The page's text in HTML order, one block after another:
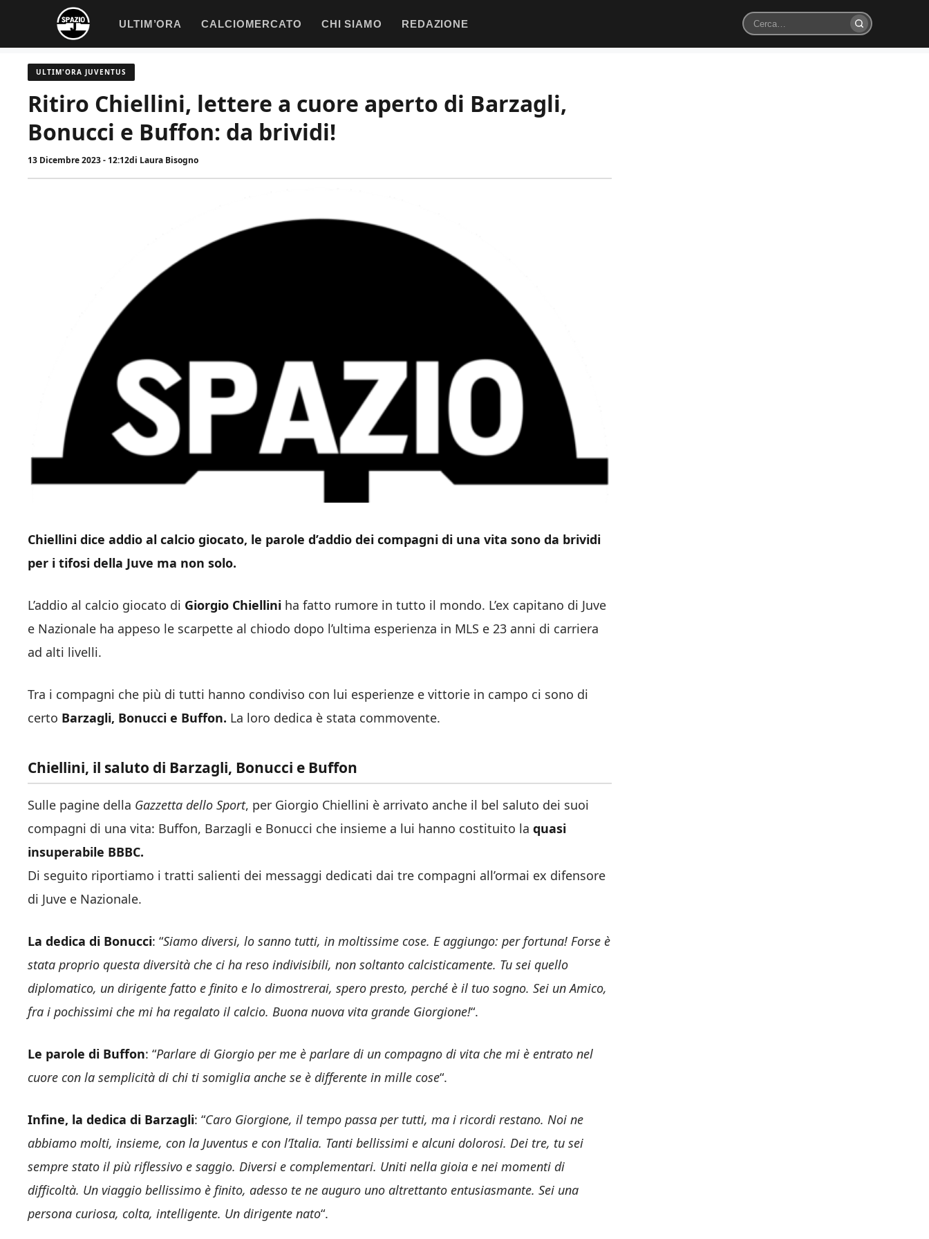
contenuto
ULTIM’ORA CALCIOMERCATO CHI SIAMO REDAZIONE
Cerca
ULTIM'ORA JUVENTUS
Ritiro Chiellini, lettere a cuore aperto di Barzagli,
Bonucci e Buffon: da brividi!
13 Dicembre 2023 - 12:12di Laura Bisogno
Chiellini dice addio al calcio giocato, le parole d’addio dei compagni di una vita sono da brividi
per i tifosi della Juve ma non solo.
L’addio al calcio giocato di Giorgio Chiellini ha fatto rumore in tutto il mondo. L’ex capitano di Juve
e Nazionale ha appeso le scarpette al chiodo dopo l’ultima esperienza in MLS e 23 anni di carriera
ad alti livelli.
Tra i compagni che più di tutti hanno condiviso con lui esperienze e vittorie in campo ci sono di
certo Barzagli, Bonucci e Buffon. La loro dedica è stata commovente.
Chiellini, il saluto di Barzagli, Bonucci e Buffon
Sulle pagine della Gazzetta dello Sport, per Giorgio Chiellini è arrivato anche il bel saluto dei suoi
compagni di una vita: Buffon, Barzagli e Bonucci che insieme a lui hanno costituito la quasi
insuperabile BBBC.
Di seguito riportiamo i tratti salienti dei messaggi dedicati dai tre compagni all’ormai ex difensore
di Juve e Nazionale.
La dedica di Bonucci: “Siamo diversi, lo sanno tutti, in moltissime cose. E aggiungo: per fortuna! Forse è
stata proprio questa diversità che ci ha reso indivisibili, non soltanto calcisticamente. Tu sei quello
diplomatico, un dirigente fatto e finito e lo dimostrerai, spero presto, perché è il tuo sogno. Sei un Amico,
fra i pochissimi che mi ha regalato il calcio. Buona nuova vita grande Giorgione!“.
Le parole di Buffon: “Parlare di Giorgio per me è parlare di un compagno di vita che mi è entrato nel
cuore con la semplicità di chi ti somiglia anche se è differente in mille cose“.
Infine, la dedica di Barzagli: “Caro Giorgione, il tempo passa per tutti, ma i ricordi restano. Noi ne
abbiamo molti, insieme, con la Juventus e con l’Italia. Tanti bellissimi e alcuni dolorosi. Dei tre, tu sei
sempre stato il più riflessivo e saggio. Diversi e complementari. Uniti nella gioia e nei momenti di
difficoltà. Un viaggio bellissimo è finito, adesso te ne auguro uno altrettanto entusiasmante. Sei una
persona curiosa, colta, intelligente. Un dirigente nato“.